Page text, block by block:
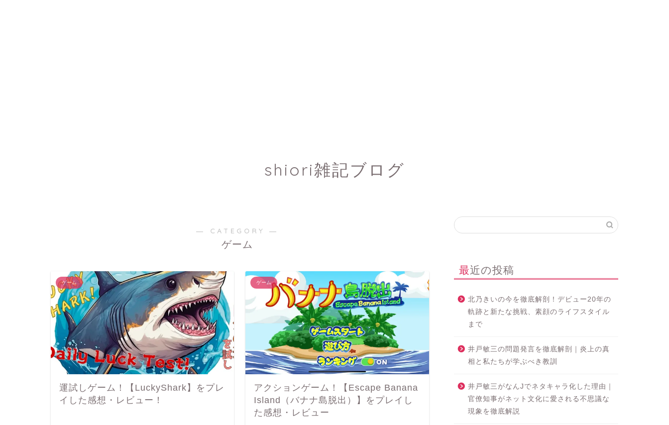
shiori雑記ブログ
― CATEGORY ―
ゲーム
ゲーム
運試しゲーム！【LuckyShark】をプレ
イした感想・レビュー！
ゲーム
アクションゲーム！【Escape Banana
Island（バナナ島脱出）】をプレイし
た感想・レビュー
最近の投稿
北乃きいの今を徹底解剖！デビュー20年の
軌跡と新たな挑戦、素顔のライフスタイル
まで
井戸敏三の問題発言を徹底解剖｜炎上の真
相と私たちが学ぶべき教訓
井戸敏三がなんJでネタキャラ化した理由｜
官僚知事がネット文化に愛される不思議な
現象を徹底解説